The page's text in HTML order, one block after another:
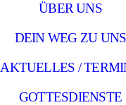
ÜBER UNS
DEIN WEG ZU UNS
AKTUELLES /
GOTTESDIENSTE